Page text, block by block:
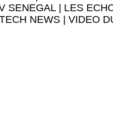
SENEGAL | LES
NEWS | VIDEO